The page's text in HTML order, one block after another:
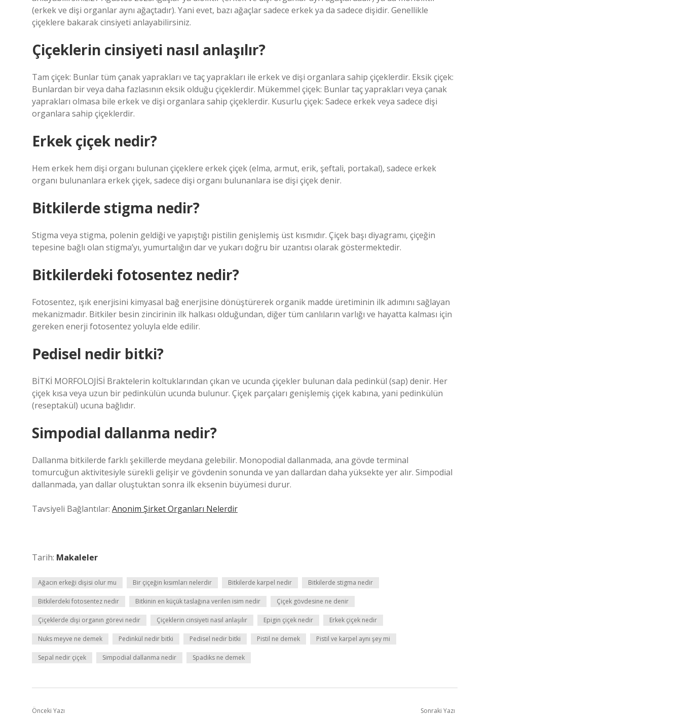
(erkek ve dişi organlar aynı ağaçtadır). Yani evet, bazı ağaçlar sadece erkek ya da sadece dişidir. Genellikle
çiçeklere bakarak cinsiyeti anlayabilirsiniz.
Çiçeklerin cinsiyeti nasıl anlaşılır?
Tam çiçek: Bunlar tüm çanak yaprakları ve taç yaprakları ile erkek ve dişi organlara sahip çiçeklerdir. Eksik çiçek:
Bunlardan bir veya daha fazlasının eksik olduğu çiçeklerdir. Mükemmel çiçek: Bunlar taç yaprakları veya çanak
yaprakları olmasa bile erkek ve dişi organlara sahip çiçeklerdir. Kusurlu çiçek: Sadece erkek veya sadece dişi
organlara sahip çiçeklerdir.
Erkek çiçek nedir?
Hem erkek hem dişi organı bulunan çiçeklere erkek çiçek (elma, armut, erik, şeftali, portakal), sadece erkek
organı bulunanlara erkek çiçek, sadece dişi organı bulunanlara ise dişi çiçek denir.
Bitkilerde stigma nedir?
Stigma veya stigma, polenin geldiği ve yapıştığı pistilin genişlemiş üst kısmıdır. Çiçek başı diyagramı, çiçeğin
tepesine bağlı olan stigma’yı, yumurtalığın dar ve yukarı doğru bir uzantısı olarak göstermektedir.
Bitkilerdeki fotosentez nedir?
Fotosentez, ışık enerjisini kimyasal bağ enerjisine dönüştürerek organik madde üretiminin ilk adımını sağlayan
mekanizmadır. Bitkiler besin zincirinin ilk halkası olduğundan, diğer tüm canlıların varlığı ve hayatta kalması için
gereken enerji fotosentez yoluyla elde edilir.
Pedisel nedir bitki?
BİTKİ MORFOLOJİSİ Braktelerin koltuklarından çıkan ve ucunda çiçekler bulunan dala pedinkül (sap) denir. Her
çiçek kısa veya uzun bir pedinkülün ucunda bulunur. Çiçek parçaları genişlemiş çiçek kabına, yani pedinkülün
(reseptakül) ucuna bağlıdır.
Simpodial dallanma nedir?
Dallanma bitkilerde farklı şekillerde meydana gelebilir. Monopodial dallanmada, ana gövde terminal
tomurcuğun aktivitesiyle sürekli gelişir ve gövdenin sonunda ve yan dallardan daha yüksekte yer alır. Simpodial
dallanmada, yan dallar oluştuktan sonra ilk eksenin büyümesi durur.
Tavsiyeli Bağlantılar: Anonim Şirket Organları Nelerdir
Tarih: Makaleler
Ağacın erkeği dişisi olur mu Bir çiçeğin kısımları nelerdir Bitkilerde karpel nedir Bitkilerde stigma nedir
Bitkilerdeki fotosentez nedir Bitkinin en küçük taslağına verilen isim nedir Çiçek gövdesine ne denir
Çiçeklerde dişi organın görevi nedir Çiçeklerin cinsiyeti nasıl anlaşılır Epigin çiçek nedir Erkek çiçek nedir
Nuks meyve ne demek Pedinkül nedir bitki Pedisel nedir bitki Pistil ne demek Pistil ve karpel aynı şey mi
Sepal nedir çiçek Simpodial dallanma nedir Spadiks ne demek
Önceki Yazı Sonraki Yazı